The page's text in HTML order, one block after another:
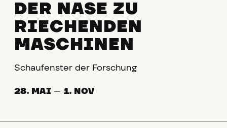
DER NASE ZU
RIECHENDEN
MASCHINEN
Schaufenster der Forschung
28. MAI — 1. NOV